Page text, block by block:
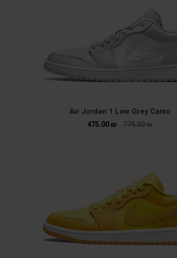
Air Jordan 1 Low Grey Camo
775.00₪
475.00 ₪